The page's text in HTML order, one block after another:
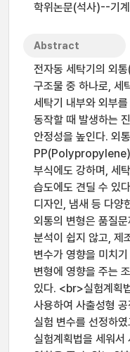
학위논문(석사)--기
Abstract
전자동 세탁기의 외
구조물 중 하나로, 세
세탁기 내부와 외부
동작할 때 발생하는
안정성을 높인다. 외
PP(Polypropylene)
부식에도 강하며, 세
습도에도 견딜 수 있
디자인, 냄새 등 다양
외통의 변형은 품질
분석이 쉽지 않고, 제
변수가 영향을 미치
변형에 영향을 주는
있다. <br>실험계획
사용하여 사출성형
실험 변수를 선정하
실험계획법을 세워서